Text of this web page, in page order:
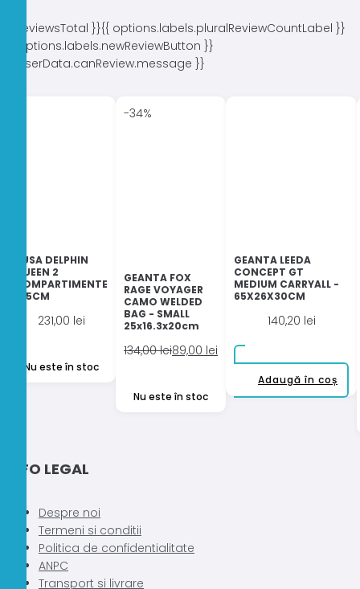
{{ reviewsTotal }}{{ options.labels.pluralReviewCountLabel }}
{{ options.labels.newReviewButton }}
{{ userData.canReview.message }}
HUSA DELPHIN
QUEEN 2
COMPARTIMENTE
145CM
231,00 lei
Nu este în stoc
-34%
GEANTA FOX
RAGE VOYAGER
CAMO WELDED
BAG - SMALL
25x16.3x20cm
134,00leiPrețul
fost:
89,00 lei
Prețul
89,00 lei.
Nu este în stoc
GEANTA LEEDA
CONCEPT GT
MEDIUM CARRYALL -
65X26X30CM
140,20 lei
Adaugă în coș
INFO LEGAL
Despre noi
Termeni si conditii
Politica de confidentialitate
ANPC
Transport si livrare